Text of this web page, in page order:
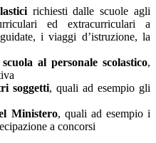
richiesti dalle scuole agli
ed extracurriculari a
i viaggi d’istruzione, la
al personale scolastico,
soggetti, quali ad esempio gli
Ministero, quali ad esempio i
a concorsi